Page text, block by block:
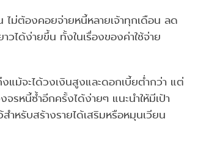
ไม่ต้องคอยจ่ายหนี้หลายเจ้าทุกเดือน ลด
วได้ง่ายขึ้น ทั้งในเรื่องของค่าใช้จ่าย
แม้จะได้วงเงินสูงและดอกเบี้ยต่ำกว่า แต่
รหนี้ซ้ำอีกครั้งได้ง่ายๆ แนะนำให้มีเป้า
หรับสร้างรายได้เสริมหรือหมุนเวียน